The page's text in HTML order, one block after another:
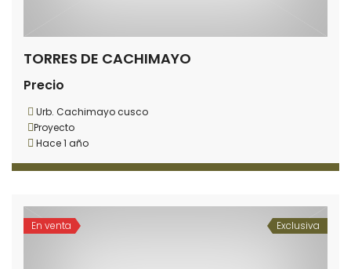
TORRES DE CACHIMAYO
Precio
Urb. Cachimayo cusco
Proyecto
Hace 1 año
Exclusiva
En venta